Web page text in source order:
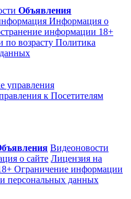
Объявления
Информация о
информации 18+
возрасту Политика
управления
к Посетителям
Видеоновости
о сайте Лицензия на
Ограничение информации
персональных данных